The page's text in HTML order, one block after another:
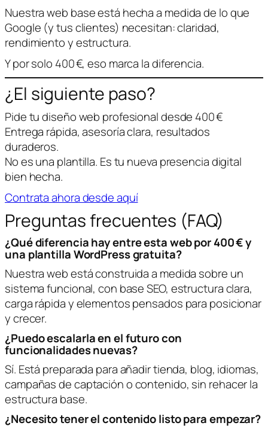
Nuestra web base está hecha a medida de lo que
Google (y tus clientes) necesitan: claridad,
rendimiento y estructura.
Y por solo 400 €, eso marca la diferencia.
¿El siguiente paso?
Pide tu diseño web profesional desde 400 €
Entrega rápida, asesoría clara, resultados
duraderos.
No es una plantilla. Es tu nueva presencia digital
bien hecha.
Contrata ahora desde aquí
Preguntas frecuentes (FAQ)
¿Qué diferencia hay entre esta web por 400 € y
una plantilla WordPress gratuita?
Nuestra web está construida a medida sobre un
sistema funcional, con base SEO, estructura clara,
carga rápida y elementos pensados para posicionar
y crecer.
¿Puedo escalarla en el futuro con
funcionalidades nuevas?
Sí. Está preparada para añadir tienda, blog, idiomas,
campañas de captación o contenido, sin rehacer la
estructura base.
¿Necesito tener el contenido listo para empezar?